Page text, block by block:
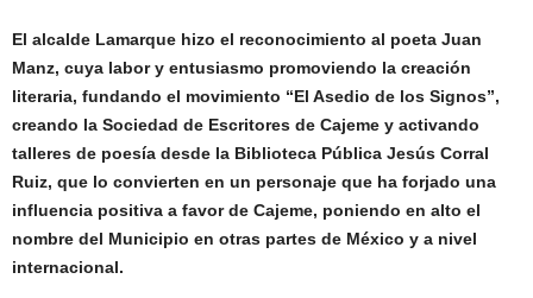
El alcalde Lamarque hizo el reconocimiento al poeta Juan
Manz, cuya labor y entusiasmo promoviendo la creación
literaria, fundando el movimiento “El Asedio de los Signos”,
creando la Sociedad de Escritores de Cajeme y activando
talleres de poesía desde la Biblioteca Pública Jesús Corral
Ruiz, que lo convierten en un personaje que ha forjado una
influencia positiva a favor de Cajeme, poniendo en alto el
nombre del Municipio en otras partes de México y a nivel
internacional.